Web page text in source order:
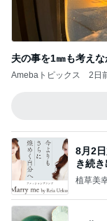
50代
Ameba
最近
香港在
ユカイ
Ameba